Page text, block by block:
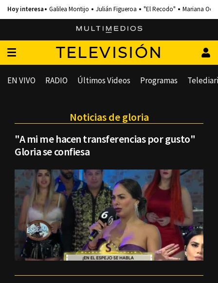
Galilea Montijo Julián Figueroa "El Recodo" Mariana
TELEVISIÓN
EN VIVO RADIO Últimos Videos Programas
Noticias de gloria
"A mi me hacen transferencias por gusto"
Gloria se confiesa